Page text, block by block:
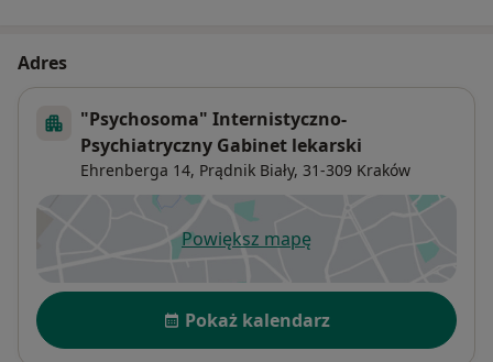
Adres
"Psychosoma" Internistyczno-
Psychiatryczny Gabinet lekarski
Ehrenberga 14, Prądnik Biały, 31-309 Kraków
Powiększ mapęotwiera się w nowej karcie
Dostępność
Pokaż kalendarz